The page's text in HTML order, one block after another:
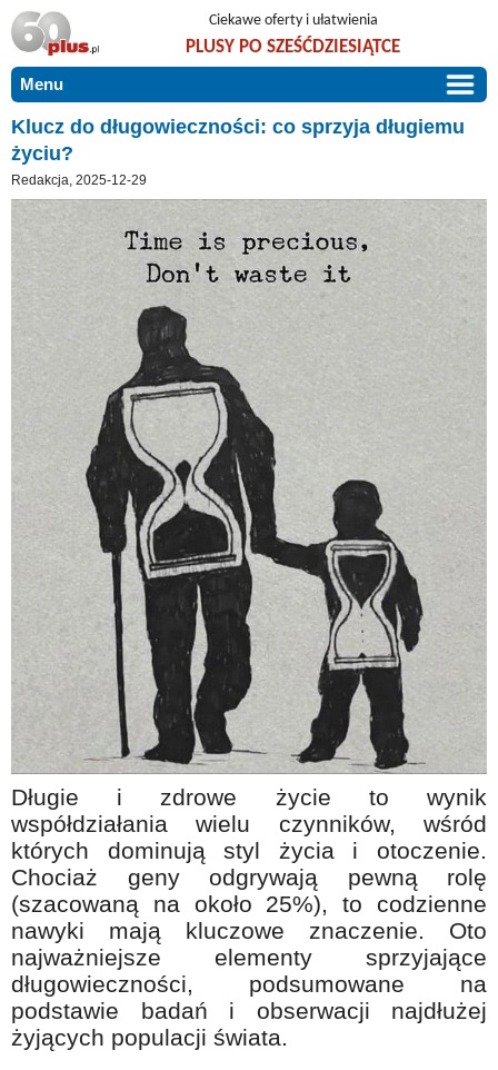
Ciekawe oferty i ułatwienia
PLUSY PO SZEŚĆDZIESIĄTCE
Menu
START
PROMOCJE
ARTYKUŁY
Szczególnie polecamy
Użyteczne porady
Szlachetne zdrowie
Mieszkaj wygodnie i bez barier
Warto wiedzieć!
Podróże i wypoczynek
Taniej, okazyjnie, specjalnie dla 60plus
Na wesoło
Hobby i pasje
Żyj aktywnie
60plus - najcenniejsi klienci
Dobra opieka
Warto naśladować
Coś dla ducha
Smacznie i zdrowo
O finansach i społeczeństwie - edukacja nie tylko dla 60plus
Ciekawe książki
Stop samotności
Z internetem za pan brat
Bezpiecznie i w zgodzie z prawem
DLA BLISKICH
ZGŁOŚ OFERTĘ
O NAS
KONTAKT
Klucz do długowieczności: co sprzyja długiemu
życiu?
Redakcja, 2025-12-29
Długie i zdrowe życie to wynik
współdziałania wielu czynników, wśród
których dominują styl życia i otoczenie.
Chociaż geny odgrywają pewną rolę
(szacowaną na około 25%), to codzienne
nawyki mają kluczowe znaczenie. Oto
najważniejsze elementy sprzyjające
długowieczności, podsumowane na
podstawie badań i obserwacji najdłużej
żyjących populacji świata.